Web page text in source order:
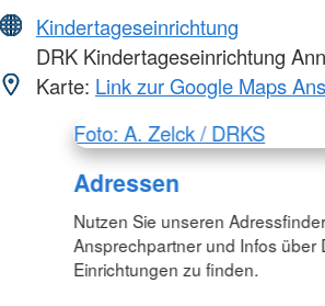
Kindertageseinrichtung
DRK Kindertageseinrichtung
Karte: Link zur Google Maps
Foto: A. Zelck / DRKS
Adressen
Nutzen Sie unseren
Ansprechpartner und Infos über
Einrichtungen zu finden.